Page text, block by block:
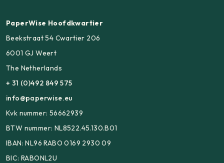
PaperWise Hoofdkwartier
Beekstraat 54 Cwartier 206
6001 GJ Weert
The Netherlands
+ 31 (0)492 849 575
info@paperwise.eu
Kvk nummer: 56662939
BTW nummer: NL8522.45.130.B01
IBAN: NL96 RABO 0169 2930 09
BIC: RABONL2U